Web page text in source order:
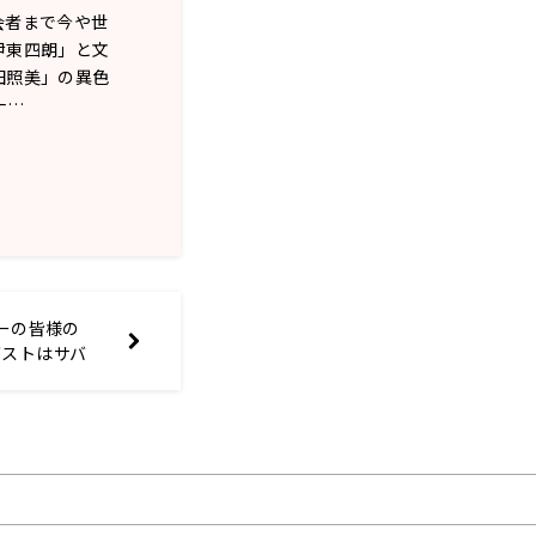
まで今や世
四朗」と文
美」の異色
…
の皆様の
トはサバ